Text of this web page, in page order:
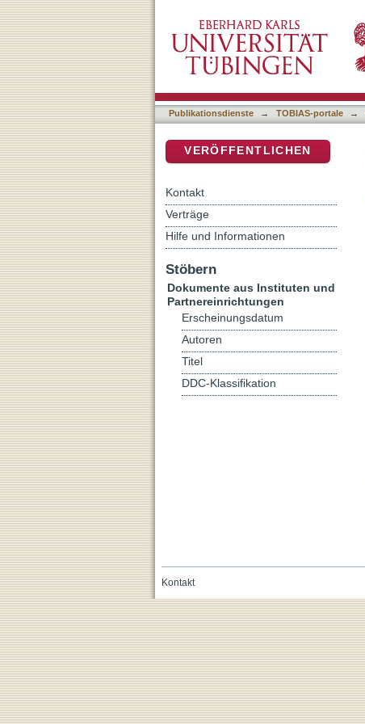
Publikationsdienste → TOBIAS-portale →
VERÖFFENTLICHEN
Kontakt
Verträge
Hilfe und Informationen
Stöbern
Dokumente aus Instituten und
Partnereinrichtungen
Erscheinungsdatum
Autoren
Titel
DDC-Klassifikation
Kontakt